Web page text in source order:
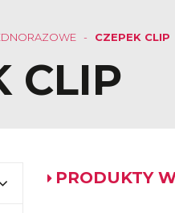
CZEPEK CLIP
CLIP
PRODUKTY